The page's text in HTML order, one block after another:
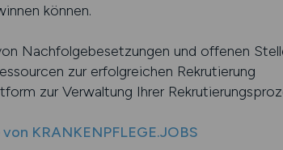
können.
Nachfolgebesetzungen und offenen
zur erfolgreichen Rekrutierung
zur Verwaltung Ihrer
KRANKENPFLEGE.JOBS